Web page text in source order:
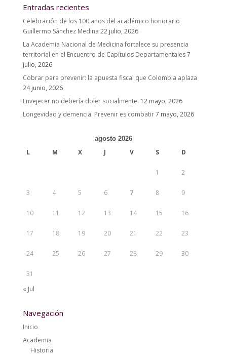
Entradas recientes
Celebración de los 100 años del académico honorario
Guillermo Sánchez Medina 22 julio, 2026
La Academia Nacional de Medicina fortalece su presencia
territorial en el Encuentro de Capítulos Departamentales7
julio, 2026
Cobrar para prevenir: la apuesta fiscal que Colombia aplaza
24 junio, 2026
Envejecer no debería doler socialmente. 12 mayo, 2026
Longevidad y demencia. Prevenir es combatir7 mayo, 2026
agosto 2026
L M X J V S D
1 2
3 4 5 6 7 8 9
10 11 12 13 14 15 16
17 18 19 20 21 22 23
24 25 26 27 28 29 30
31
« Jul
Navegación
Inicio
Academia
Historia